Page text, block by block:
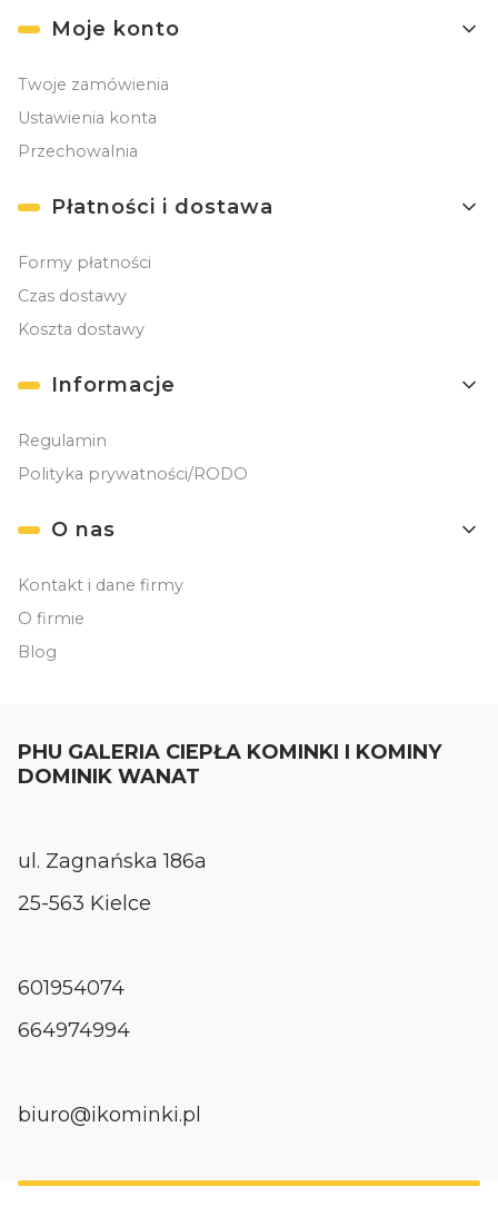
Moje konto
Twoje zamówienia
Ustawienia konta
Przechowalnia
Płatności i dostawa
Formy płatności
Czas dostawy
Koszta dostawy
Informacje
Regulamin
Polityka prywatności/RODO
O nas
Kontakt i dane firmy
O firmie
Blog
PHU GALERIA CIEPŁA KOMINKI I KOMINY
DOMINIK WANAT
ul. Zagnańska 186a
25-563 Kielce
601954074
664974994
biuro@ikominki.pl